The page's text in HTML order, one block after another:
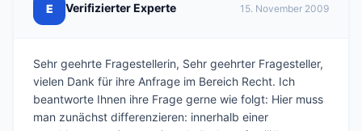
E Verifizierter Experte 15. November 2009
Sehr geehrte Fragestellerin, Sehr geehrter Fragesteller,
vielen Dank für ihre Anfrage im Bereich Recht. Ich
beantworte Ihnen ihre Frage gerne wie folgt: Hier muss
man zunächst differenzieren: innerhalb einer